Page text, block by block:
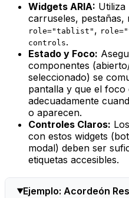
Widgets ARIA:
carruseles, pestañas,
role="tablist" ,
controls.
Estado y Foco:
componentes
seleccionado) se
pantalla y que el foco
adecuadamente
o aparecen.
Controles Claros:
con estos widgets
modal) deben ser
etiquetas accesibles.
Ejemplo: Acordeón